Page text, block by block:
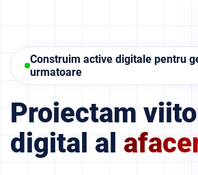
Construim active digitale pentru
urmatoare
Proiectam
digital al